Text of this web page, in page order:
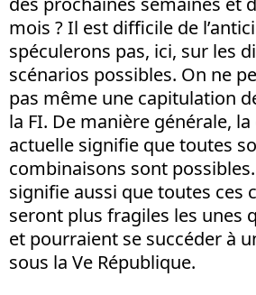
mois ? Il est difficile de
spéculerons pas, ici, sur les
scénarios possibles. On ne
pas même une capitulation
la FI. De manière générale,
actuelle signifie que toutes
combinaisons sont
signifie aussi que toutes ces
seront plus fragiles les unes
et pourraient se succéder à
sous la Ve République.